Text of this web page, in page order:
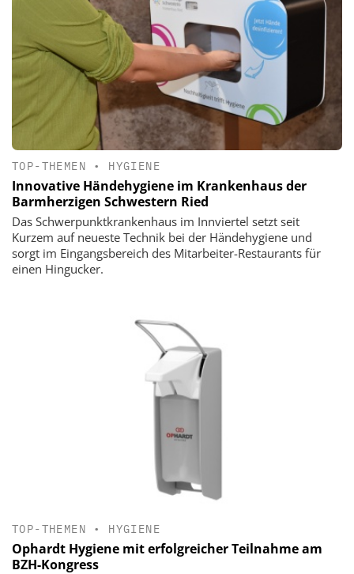
TOP-THEMEN • HYGIENE
Innovative Händehygiene im Krankenhaus der
Barmherzigen Schwestern Ried
Das Schwerpunktkrankenhaus im Innviertel setzt seit
Kurzem auf neueste Technik bei der Händehygiene und
sorgt im Eingangsbereich des Mitarbeiter-Restaurants für
einen Hingucker.
TOP-THEMEN • HYGIENE
Ophardt Hygiene mit erfolgreicher Teilnahme am
BZH-Kongress